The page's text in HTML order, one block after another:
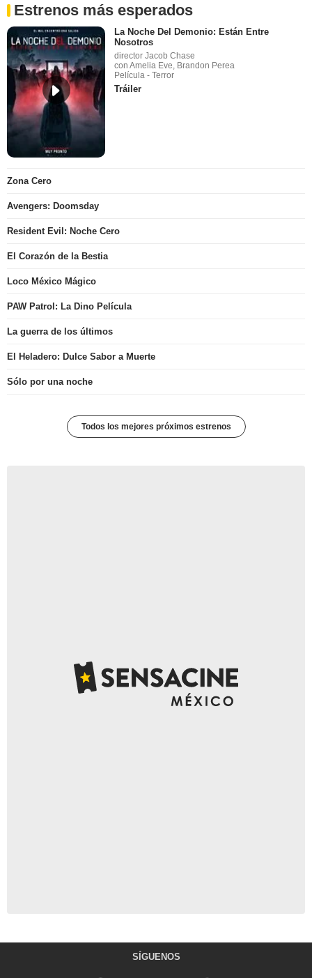
Estrenos más esperados
La Noche Del Demonio: Están Entre
Nosotros
director Jacob Chase
con Amelia Eve, Brandon Perea
Película - Terror
Tráiler
Zona Cero
Avengers: Doomsday
Resident Evil: Noche Cero
El Corazón de la Bestia
Loco México Mágico
PAW Patrol: La Dino Película
La guerra de los últimos
El Heladero: Dulce Sabor a Muerte
Sólo por una noche
Todos los mejores próximos estrenos
SÍGUENOS